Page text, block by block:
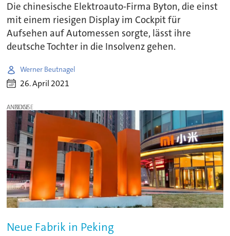
Die chinesische Elektroauto-Firma Byton, die einst
mit einem riesigen Display im Cockpit für
Aufsehen auf Automessen sorgte, lässt ihre
deutsche Tochter in die Insolvenz gehen.
Werner Beutnagel
26. April 2021
ANZEIGE
Neue Fabrik in Peking